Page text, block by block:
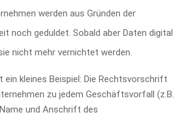
werden aus Gründen der
noch geduldet. Sobald aber Daten digital
nicht mehr vernichtet werden.
ein kleines Beispiel: Die Rechtsvorschrift
zu jedem Geschäftsvorfall (z.B.
und Anschrift des